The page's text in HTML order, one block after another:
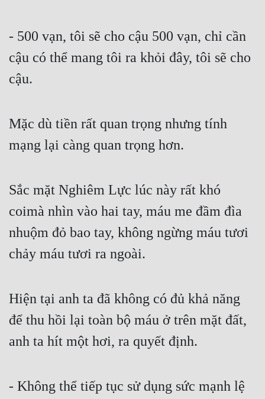
- 500 vạn, tôi sẽ cho cậu 500 vạn, chỉ cần
cậu có thể mang tôi ra khỏi đây, tôi sẽ cho
cậu.
Mặc dù tiền rất quan trọng nhưng tính
mạng lại càng quan trọng hơn.
Sắc mặt Nghiêm Lực lúc này rất khó
coimà nhìn vào hai tay, máu me đầm đìa
nhuộm đỏ bao tay, không ngừng máu tươi
chảy máu tươi ra ngoài.
Hiện tại anh ta đã không có đủ khả năng
để thu hồi lại toàn bộ máu ở trên mặt đất,
anh ta hít một hơi, ra quyết định.
- Không thể tiếp tục sử dụng sức mạnh lệ